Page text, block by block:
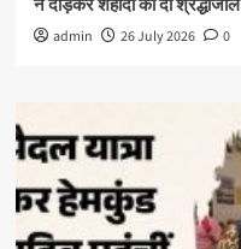
admin 26 July 2026 0